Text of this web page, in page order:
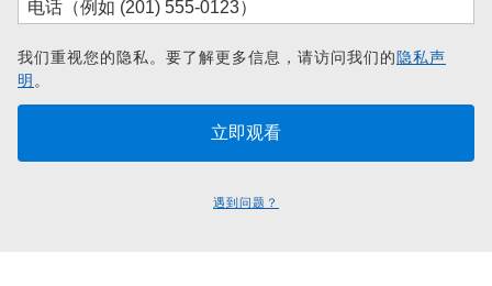
我们重视您的隐私。要了解更多信息，请访问我们的隐私声
明。
遇到问题？